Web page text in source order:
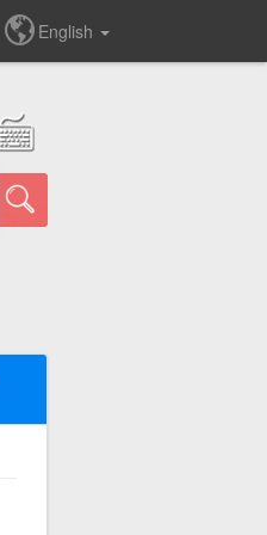
English